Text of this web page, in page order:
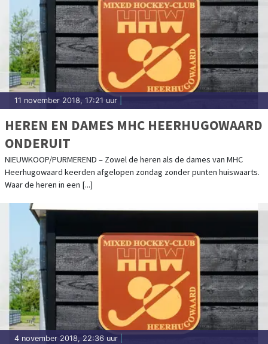
11 november 2018, 17:21 uur
HEREN EN DAMES MHC HEERHUGOWAARD
ONDERUIT
NIEUWKOOP/PURMEREND – Zowel de heren als de dames van MHC
Heerhugowaard keerden afgelopen zondag zonder punten huiswaarts.
Waar de heren in een [...]
4 november 2018, 22:36 uur